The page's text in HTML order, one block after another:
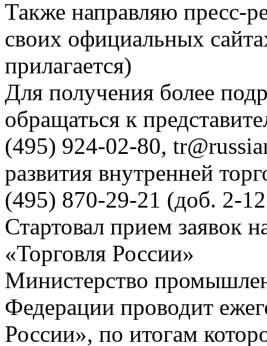
Также направляю пресс-
своих официальных
прилагается)
Для получения более
обращаться к
(495) 924-02-80,
развития внутренней
(495) 870-29-21 (доб. 2-
Стартовал прием заявок
«Торговля России»
Министерство
Федерации проводит
России», по итогам